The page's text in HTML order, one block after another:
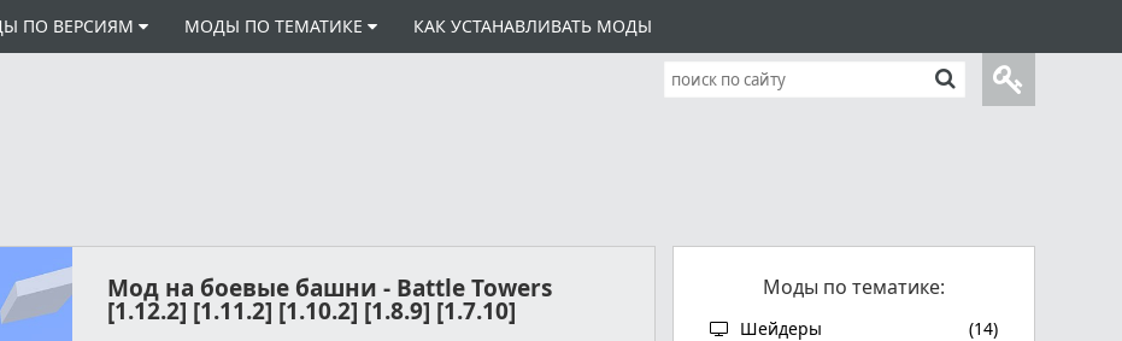
ПО ВЕРСИЯМ МОДЫ ПО ТЕМАТИКЕ КАК УСТАНАВЛИВАТЬ МОДЫ
Мод на боевые башни - Battle Towers
[1.12.2] [1.11.2] [1.10.2] [1.8.9] [1.7.10]
Моды по тематике:
Шейдеры
(14)